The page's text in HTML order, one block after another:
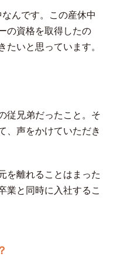
んです。この産休中
の資格を取得したの
たいと思っています。
従兄弟だったこと。そ
、声をかけていただき
を離れることはまった
業と同時に入社するこ